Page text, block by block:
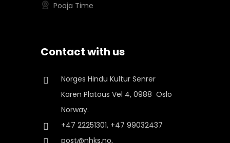
Pooja Time
Contact with us
Norges Hindu Kultur Senrer
Karen Platous Vel 4, 0988 Oslo
Norway.
+47 22251301, +47 99032437
post@nhks.no,